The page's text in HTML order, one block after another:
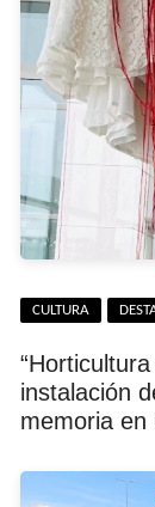
CULTURA
instalación
memoria en